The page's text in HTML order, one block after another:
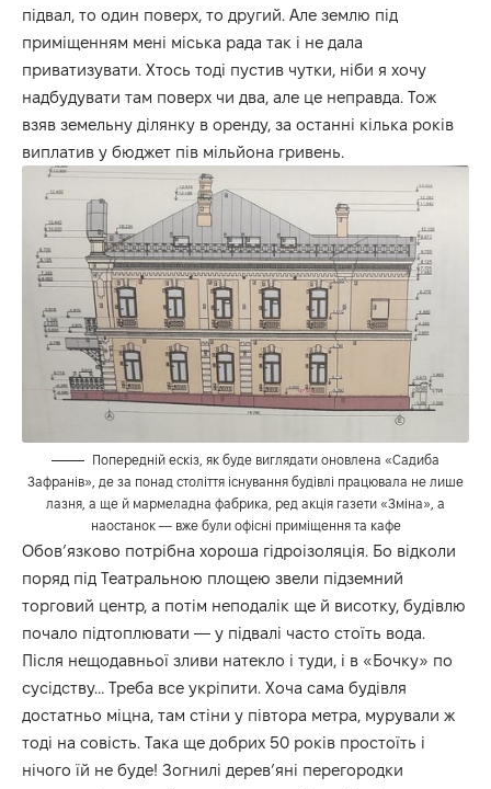
підвал, то один поверх, то другий. Але землю під
приміщенням мені міська рада так і не дала
приватизувати. Хтось тоді пустив чутки, ніби я хочу
надбудувати там поверх чи два, але це неправда. Тож
взяв земельну ділянку в оренду, за останні кілька років
виплатив у бюджет пів мільйона гривень.
Попередній ескіз, як буде виглядати оновлена «Садиба
Зафранів», де за понад століття існування будівлі працювала не лише
лазня, а ще й мармеладна фабрика, ред акція газети «Зміна», а
наостанок — вже були офісні приміщення та кафе
Обов’язково потрібна хороша гідроізоляція. Бо відколи
поряд під Театральною площею звели підземний
торговий центр, а потім неподалік ще й висотку, будівлю
почало підтоплювати — у підвалі часто стоїть вода.
Після нещодавньої зливи натекло і туди, і в «Бочку» по
сусідству… Треба все укріпити. Хоча сама будівля
достатньо міцна, там стіни у півтора метра, мурували ж
тоді на совість. Така ще добрих 50 років простоїть і
нічого їй не буде! Зогнилі дерев’яні перегородки